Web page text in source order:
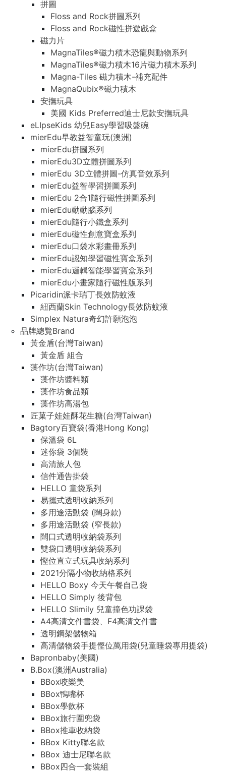
拼圖
Floss and Rock拼圖系列
Floss and Rock磁性拼遊戲盒
磁力片
MagnaTiles®磁力積木恐龍與動物系列
MagnaTiles®磁力積木16片磁力積木系列
Magna-Tiles 磁力積木-補充配件
MagnaQubix®磁力積木
安撫玩具
美國 Kids Preferred迪士尼款安撫玩具
eLIpseKids 幼兒Easy學習吸盤碗
mierEdu早教益智童玩(澳洲)
mierEdu拼圖系列
mierEdu3D立體拼圖系列
mierEdu 3D立體拼圖-仿真音效系列
mierEdu益智學習拼圖系列
mierEdu 2合1隨行磁性拼圖系列
mierEdu動動腦系列
mierEdu隨行小鐵盒系列
mierEdu磁性創意寶盒系列
mierEdu口袋水彩畫冊系列
mierEdu認知學習磁性寶盒系列
mierEdu邏輯智能學習寶盒系列
mierEdu小畫家隨行磁性版系列
Picaridin派卡瑞丁長效防蚊液
紐西蘭Skin Technology長效防蚊液
Simplex Natura奇幻許願泡泡
品牌總覽Brand
黃金盾(台灣Taiwan)
黃金盾 組合
藻作坊(台灣Taiwan)
藻作坊醬料類
藻作坊食品類
藻作坊高湯包
匠菓子娃娃酥花生糖(台灣Taiwan)
Bagtory百寶袋(香港Hong Kong)
保溫袋 6L
迷你袋 3個裝
高清旅人包
信件通告掛袋
HELLO 童袋系列
易攜式透明收納系列
多用途活動袋 (闊身款)
多用途活動袋 (窄長款)
闊口式透明收納袋系列
雙袋口透明收納袋系列
慳位直立式玩具收納系列
2021分隔小物收納格系列
HELLO Boxy 今天午餐自己袋
HELLO Simply 後背包
HELLO Slimily 兒童撞色功課袋
A4高清文件書袋、F4高清文件書
透明鋼架儲物箱
高清儲物袋手提慳位萬用袋(兒童睡袋專用提袋)
Bapronbaby(美國)
B.Box(澳洲Australia)
BBox咬樂美
BBox鴨嘴杯
BBox學飲杯
BBox旅行圍兜袋
BBox推車收納袋
BBox Kitty聯名款
BBox 迪士尼聯名款
BBox四合一套裝組